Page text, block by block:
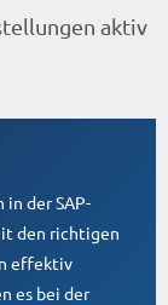
aktiv
der SAP-
den richtigen
effektiv
es bei der